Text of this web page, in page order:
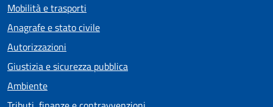
Mobilità e trasporti
Anagrafe e stato civile
Autorizzazioni
Giustizia e sicurezza pubblica
Ambiente